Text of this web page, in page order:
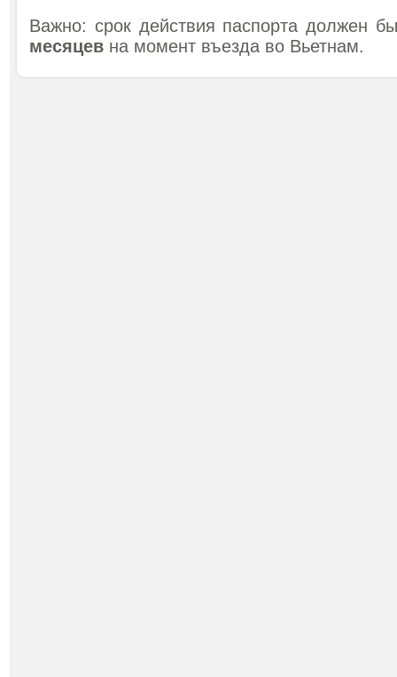
Важно: cрок действия паспорта должен
месяцев на момент въезда во Вьетнам.